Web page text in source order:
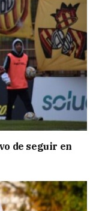
de seguir en